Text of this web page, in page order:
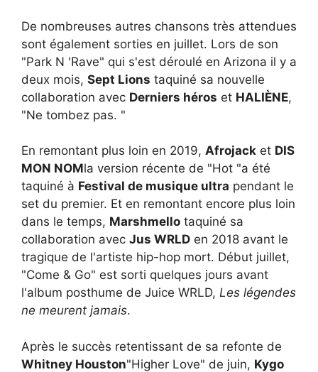
De nombreuses autres chansons très attendues
sont également sorties en juillet. Lors de son
"Park N 'Rave" qui s'est déroulé en Arizona il y a
deux mois, Sept Lions taquiné sa nouvelle
collaboration avec Derniers héros et HALIÈNE,
"Ne tombez pas. "
En remontant plus loin en 2019, Afrojack et DIS
MON NOMla version récente de "Hot "a été
taquiné à Festival de musique ultra pendant le
set du premier. Et en remontant encore plus loin
dans le temps, Marshmello taquiné sa
collaboration avec Jus WRLD en 2018 avant le
tragique de l'artiste hip-hop mort. Début juillet,
"Come & Go" est sorti quelques jours avant
l'album posthume de Juice WRLD, Les légendes
ne meurent jamais.
Après le succès retentissant de sa refonte de
Whitney Houston"Higher Love" de juin, Kygo